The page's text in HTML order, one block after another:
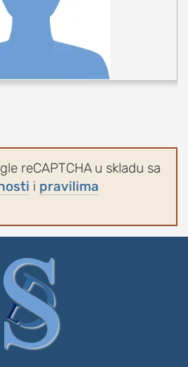
reCAPTCHA u skladu sa
i pravilima